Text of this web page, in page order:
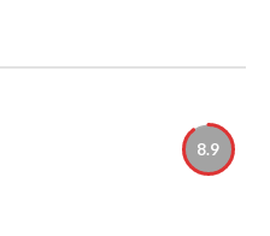
8.9